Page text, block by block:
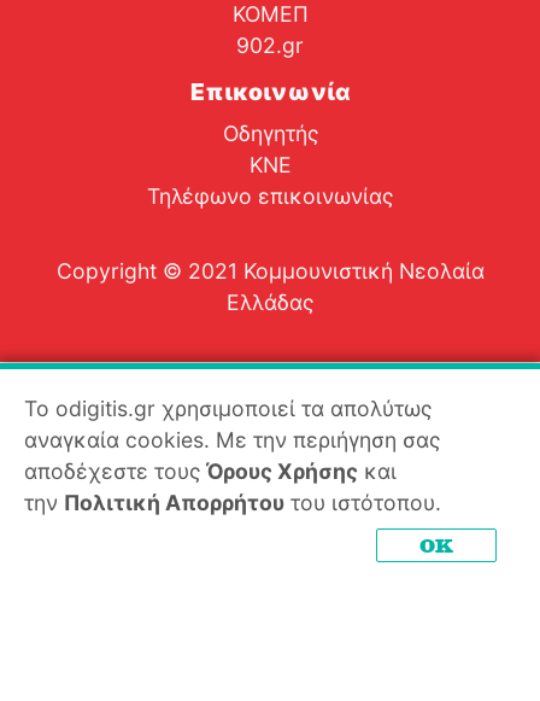
ΚΟΜΕΠ
902.gr
Επικοινωνία
Οδηγητής
ΚΝΕ
Τηλέφωνο επικοινωνίας
Copyright © 2021 Κομμουνιστική Νεολαία
Ελλάδας
Το odigitis.gr χρησιμοποιεί τα απολύτως
αναγκαία cookies. Με την περιήγηση σας
αποδέχεστε τους Όρους Χρήσης και
την Πολιτική Απορρήτου του ιστότοπου.
OK